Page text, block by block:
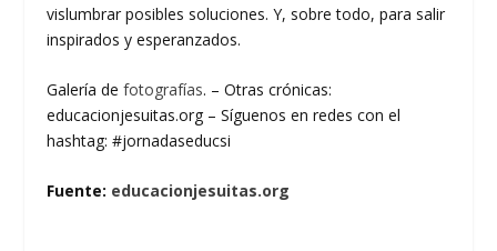
vislumbrar posibles soluciones. Y, sobre todo, para salir
inspirados y esperanzados.
Galería defotografías. – Otras crónicas:
educacionjesuitas.org – Síguenos en redes con el
hashtag: #jornadaseducsi
Fuente: educacionjesuitas.org